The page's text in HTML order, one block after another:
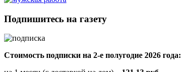
Подпишитесь на газету
Стоимость подписки на 2-е полугодие 2026 года: